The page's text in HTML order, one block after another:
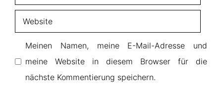
Mail-
Adresse
Website
Meinen Namen, meine E-Mail-Adresse und
meine Website in diesem Browser für die
nächste Kommentierung speichern.